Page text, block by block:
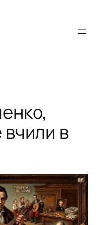
вчили в